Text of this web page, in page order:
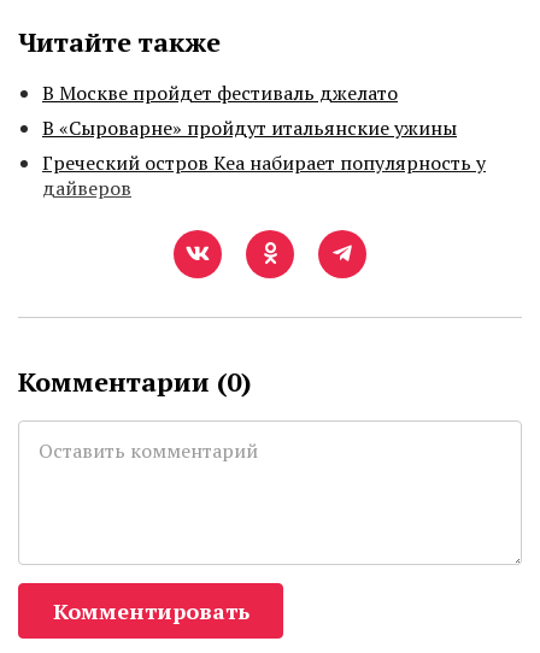
Читайте также
В Москве пройдет фестиваль джелато
В «Сыроварне» пройдут итальянские ужины
Греческий остров Кеа набирает популярность у
дайверов
Комментарии (0)
Комментировать